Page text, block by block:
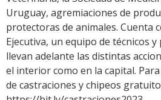
Uruguay, agremiaciones de
protectoras de animales. Cuenta
Ejecutiva, un equipo de técnicos
llevan adelante las distintas
el interior como en la capital.
de castraciones y chipeos